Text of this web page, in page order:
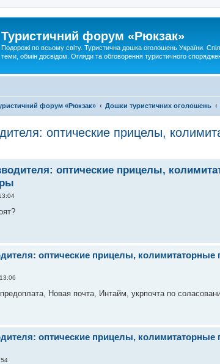
Туристичний форум «Рюкзак»
Подорожі по всьому світу. Туристична дошка оголошень України.
теми, обмін досвідом. Огляди та обговорення туристичного
форум «Рюкзак» Дошки туристичних оголошень
оптические прицелы,
оптические прицелы,
оптические прицелы,
Новая почта, Интайм, укрпочта по
оптические прицелы,